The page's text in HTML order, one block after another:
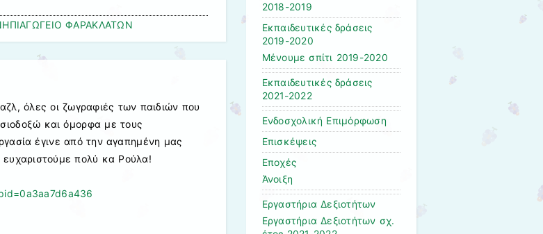
ΦΑΡΑΚΛΑΤΩΝ
όλες οι ζωγραφιές των παιδιών που
και όμορφα με τους
έγινε από την αγαπημένη μας
πολύ κα Ρούλα!
2018-2019
Εκπαιδευτικές δράσεις
2019-2020
Μένουμε σπίτι 2019-2020
Εκπαιδευτικές δράσεις
2021-2022
Ενδοσχολική Επιμόρφωση
Επισκέψεις
Εποχές
Άνοιξη
Εργαστήρια Δεξιοτήτων
Εργαστήρια Δεξιοτήτων σχ.